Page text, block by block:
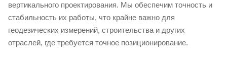
вертикального проектирования. Мы обеспечим точность и
стабильность их работы, что крайне важно для
геодезических измерений, строительства и других
отраслей, где требуется точное позиционирование.